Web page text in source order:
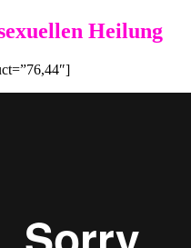
Heilung